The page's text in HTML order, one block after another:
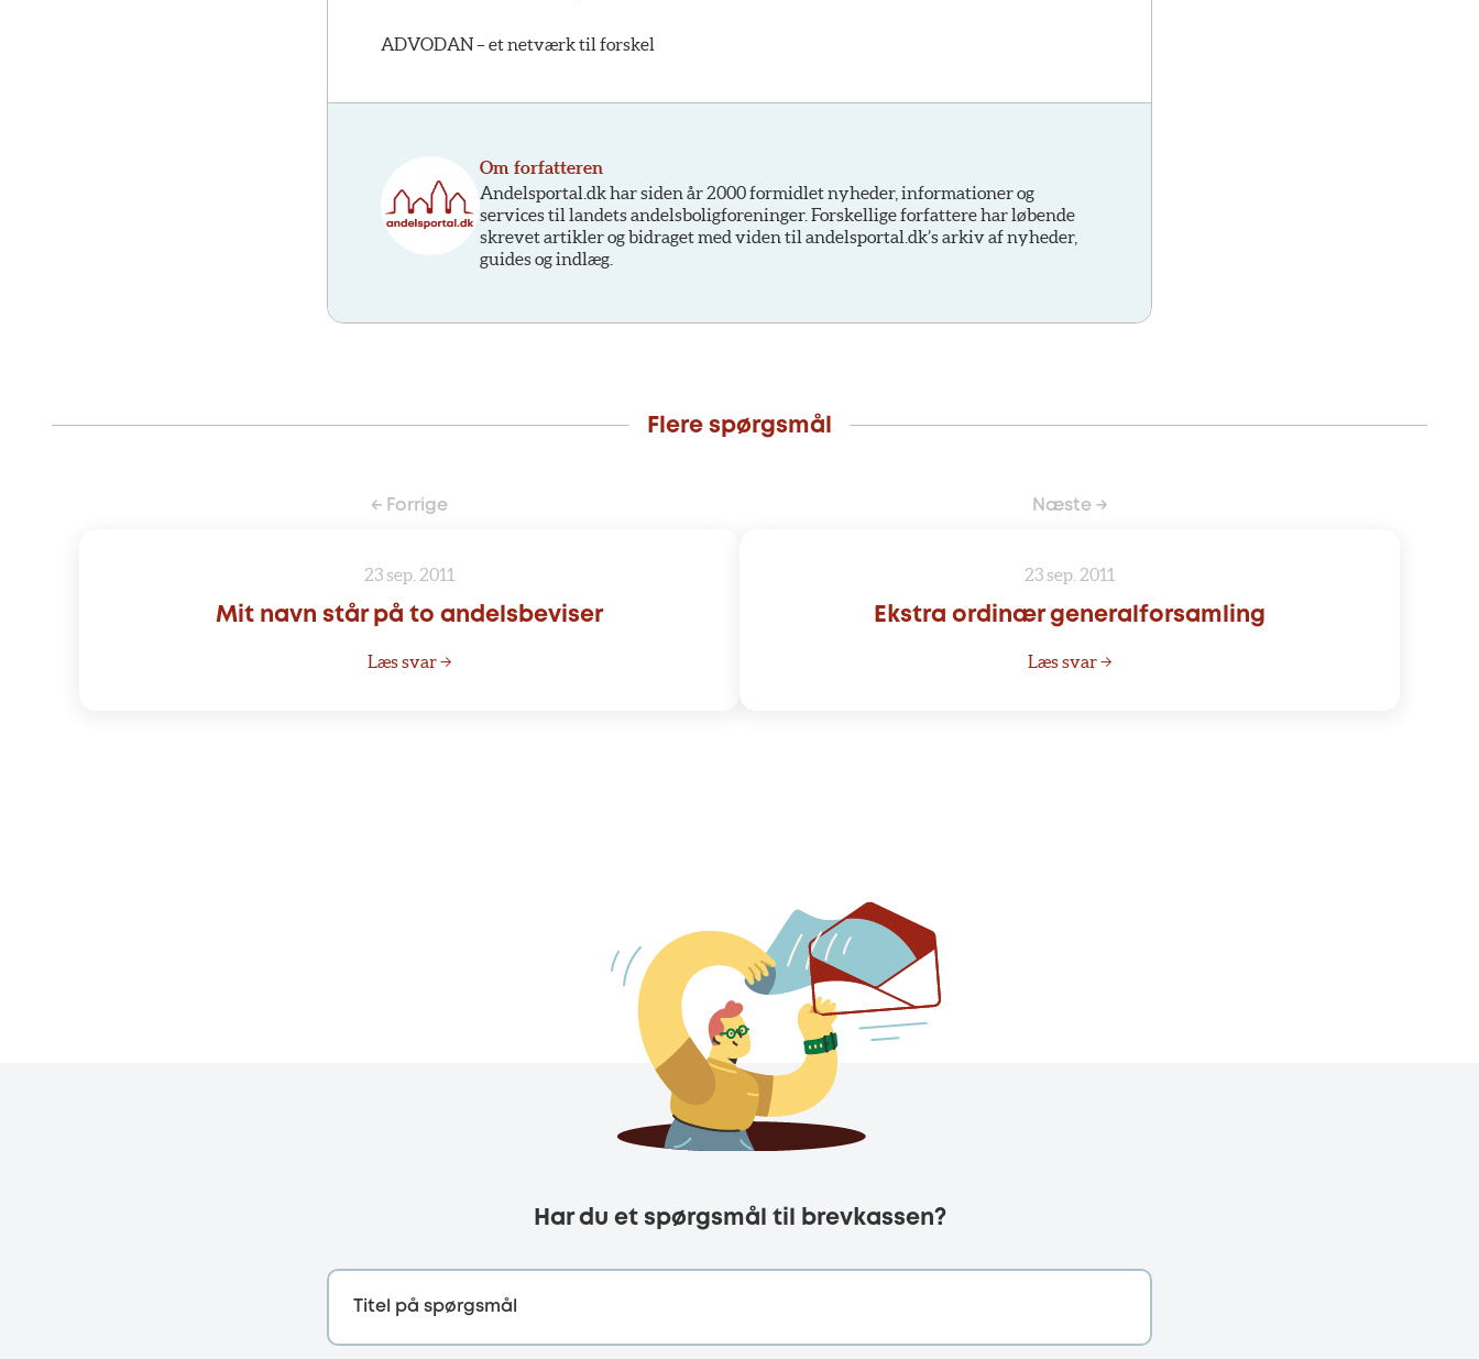
ADVODAN – et netværk til forskel
Om forfatteren
Andelsportal.dk har siden år 2000 formidlet nyheder, informationer og
services til landets andelsboligforeninger. Forskellige forfattere har løbende
skrevet artikler og bidraget med viden til andelsportal.dk’s arkiv af nyheder,
guides og indlæg.
Flere spørgsmål
← Forrige
23 sep. 2011
Mit navn står på to andelsbeviser
Læs svar →
Næste →
23 sep. 2011
Ekstra ordinær generalforsamling
Læs svar →
Har du et spørgsmål til brevkassen?
Titel på spørgsmål